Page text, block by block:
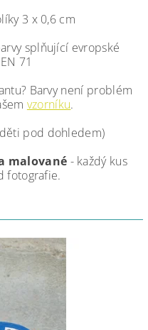
3 x 0,6 cm
splňující evropské
71
Barvy není problém
vzorníku.
pod dohledem)
malované - každý kus
fotografie.